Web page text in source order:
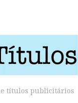
títulos publicitários